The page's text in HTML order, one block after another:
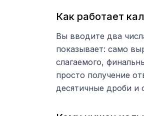
Как работает
Вы вводите два
показывает: само
слагаемого,
просто получение
десятичные дроби и